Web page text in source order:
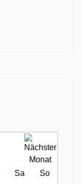
Sa So